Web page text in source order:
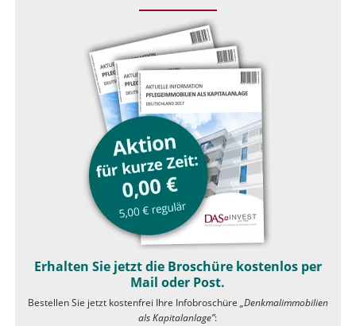
Erhalten Sie jetzt die Broschüre kostenlos per
Mail oder Post.
Bestellen Sie jetzt kostenfrei Ihre Infobroschüre „Denkmalimmobilien
als Kapitalanlage”: